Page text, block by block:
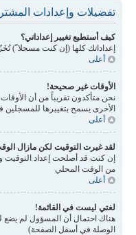
تفضيلات وإعدادات
كيف أستطيع تغيير إعداداتي؟
إعداداتك كلها (إن كنت مسجلا ً)
أعلى
الأوقات غير صحيحة!
نحن متأكدون تقريباً من أن
الأخرى يسمح بتغييرها
أعلى
لقد غيرت التوقيت لكن مازال
إن كنت قد أصلحت إعداد التوقيت
من الوقت المحلي
أعلى
لغتي ليست في القائمة!
الوصلة في أسفل الصفحة)